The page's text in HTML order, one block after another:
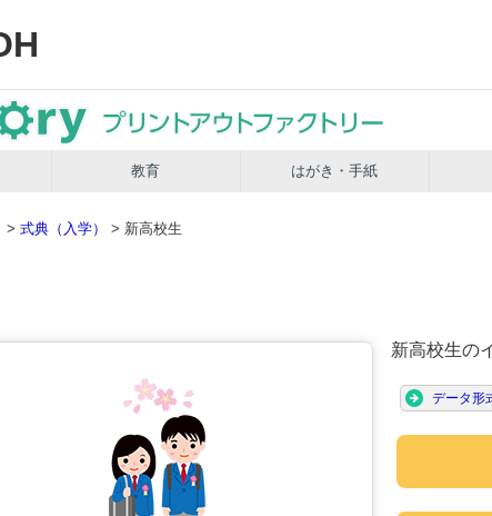
教育 はがき・手紙
> 式典（入学） > 新高校生
新高校生の
データ形